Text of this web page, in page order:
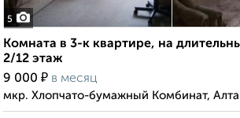
5
Комната в 3-к квартире, на
2/12 этаж
9 000 ₽ в месяц
мкр. Хлопчато-бумажный Комбинат,